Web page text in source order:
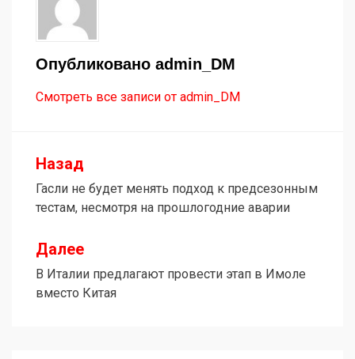
Опубликовано admin_DM
Смотреть все записи от admin_DM
Навигация
по
записям
Назад
Гасли не будет менять подход к предсезонным
тестам, несмотря на прошлогодние аварии
Далее
В Италии предлагают провести этап в Имоле
вместо Китая